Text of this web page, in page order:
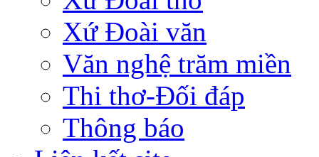
Xứ Đoài văn
Văn nghệ trăm miền
Thi thơ-Đối đáp
Thông báo